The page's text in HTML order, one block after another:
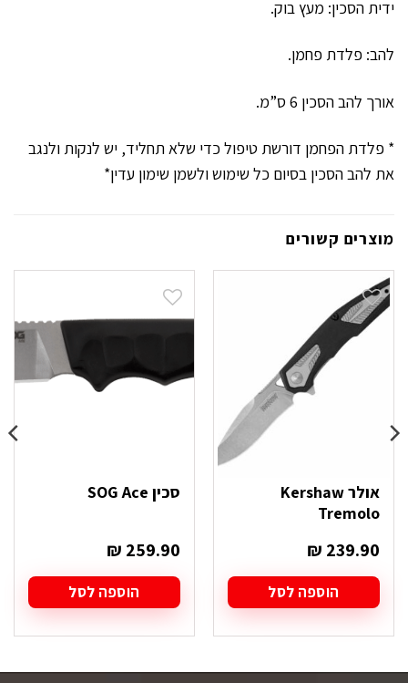
ידית הסכין: מעץ בוק.
להב: פלדת פחמן.
אורך להב הסכין 6 ס”מ.
* פלדת הפחמן דורשת טיפול כדי שלא תחליד, יש לנקות ולנגב
את להב הסכין בסיום כל שימוש ולשמן שימון עדין*
מוצרים קשורים
אולר Kershaw
Tremolo
₪ 239.90
הוספה לסל
סכין SOG Ace
₪ 259.90
הוספה לסל